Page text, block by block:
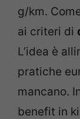
g/km.
ai criteri di
L’idea è
pratiche
mancano.
benefit in